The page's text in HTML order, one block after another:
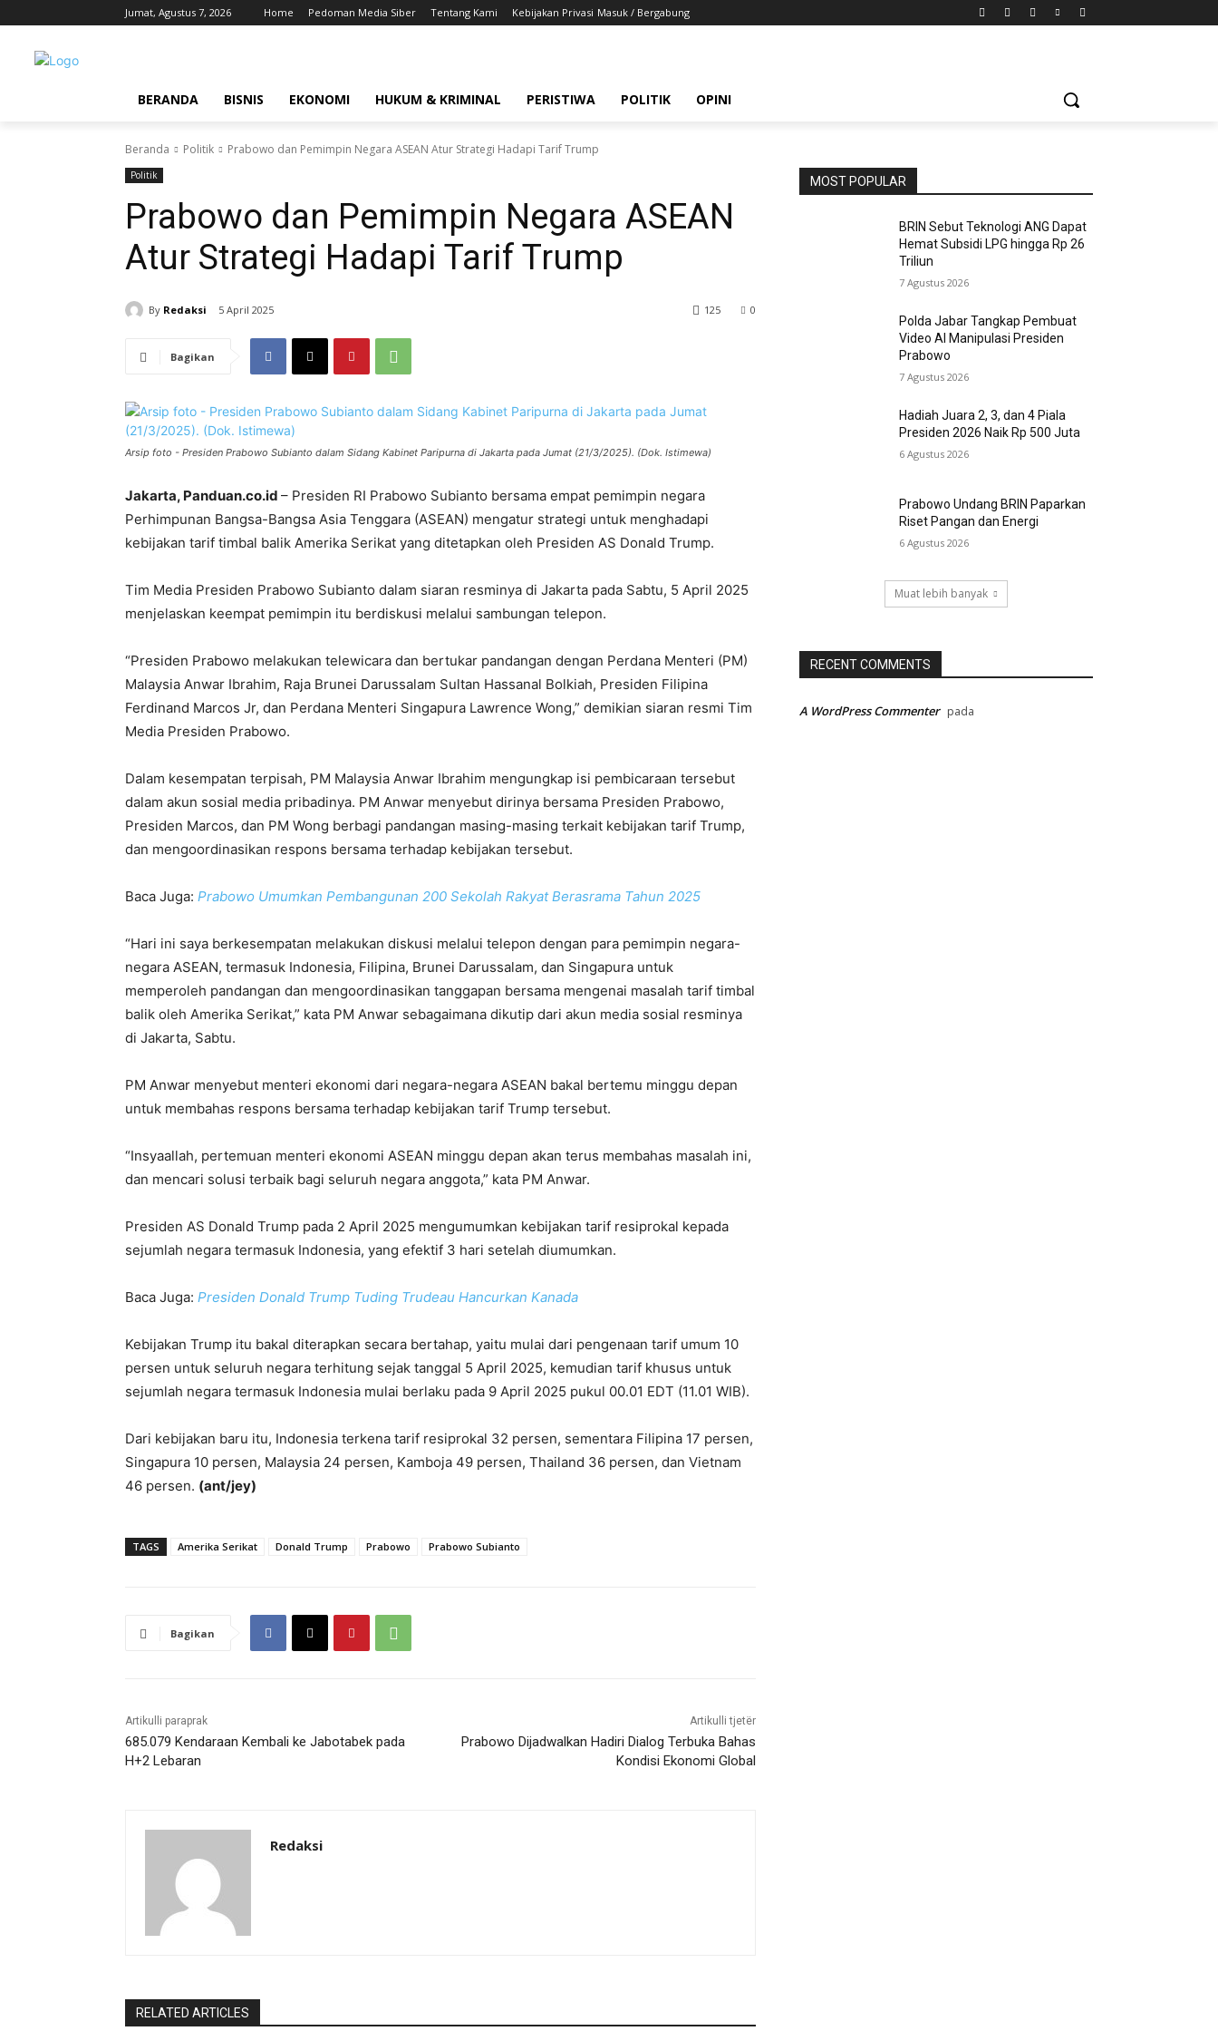
Jumat, Agustus 7, 2026 Home Pedoman Media Siber Tentang Kami Kebijakan Privasi Masuk / Bergabung
BERANDA BISNIS EKONOMI HUKUM & KRIMINAL PERISTIWA POLITIK OPINI
Beranda Politik Prabowo dan Pemimpin Negara ASEAN Atur Strategi Hadapi Tarif Trump
Politik
Prabowo dan Pemimpin Negara ASEAN
Atur Strategi Hadapi Tarif Trump
By Redaksi 5 April 2025 0
125
Bagikan
Arsip foto - Presiden Prabowo Subianto dalam Sidang Kabinet Paripurna di Jakarta pada Jumat (21/3/2025). (Dok. Istimewa)
Jakarta, Panduan.co.id – Presiden RI Prabowo Subianto bersama empat pemimpin negara
Perhimpunan Bangsa-Bangsa Asia Tenggara (ASEAN) mengatur strategi untuk menghadapi
kebijakan tarif timbal balik Amerika Serikat yang ditetapkan oleh Presiden AS Donald Trump.
Tim Media Presiden Prabowo Subianto dalam siaran resminya di Jakarta pada Sabtu, 5 April 2025
menjelaskan keempat pemimpin itu berdiskusi melalui sambungan telepon.
“Presiden Prabowo melakukan telewicara dan bertukar pandangan dengan Perdana Menteri (PM)
Malaysia Anwar Ibrahim, Raja Brunei Darussalam Sultan Hassanal Bolkiah, Presiden Filipina
Ferdinand Marcos Jr, dan Perdana Menteri Singapura Lawrence Wong,” demikian siaran resmi Tim
Media Presiden Prabowo.
Dalam kesempatan terpisah, PM Malaysia Anwar Ibrahim mengungkap isi pembicaraan tersebut
dalam akun sosial media pribadinya. PM Anwar menyebut dirinya bersama Presiden Prabowo,
Presiden Marcos, dan PM Wong berbagi pandangan masing-masing terkait kebijakan tarif Trump,
dan mengoordinasikan respons bersama terhadap kebijakan tersebut.
Baca Juga: Prabowo Umumkan Pembangunan 200 Sekolah Rakyat Berasrama Tahun 2025
“Hari ini saya berkesempatan melakukan diskusi melalui telepon dengan para pemimpin negara-
negara ASEAN, termasuk Indonesia, Filipina, Brunei Darussalam, dan Singapura untuk
memperoleh pandangan dan mengoordinasikan tanggapan bersama mengenai masalah tarif timbal
balik oleh Amerika Serikat,” kata PM Anwar sebagaimana dikutip dari akun media sosial resminya
di Jakarta, Sabtu.
PM Anwar menyebut menteri ekonomi dari negara-negara ASEAN bakal bertemu minggu depan
untuk membahas respons bersama terhadap kebijakan tarif Trump tersebut.
“Insyaallah, pertemuan menteri ekonomi ASEAN minggu depan akan terus membahas masalah ini,
dan mencari solusi terbaik bagi seluruh negara anggota,” kata PM Anwar.
Presiden AS Donald Trump pada 2 April 2025 mengumumkan kebijakan tarif resiprokal kepada
sejumlah negara termasuk Indonesia, yang efektif 3 hari setelah diumumkan.
Baca Juga: Presiden Donald Trump Tuding Trudeau Hancurkan Kanada
Kebijakan Trump itu bakal diterapkan secara bertahap, yaitu mulai dari pengenaan tarif umum 10
persen untuk seluruh negara terhitung sejak tanggal 5 April 2025, kemudian tarif khusus untuk
sejumlah negara termasuk Indonesia mulai berlaku pada 9 April 2025 pukul 00.01 EDT (11.01 WIB).
Dari kebijakan baru itu, Indonesia terkena tarif resiprokal 32 persen, sementara Filipina 17 persen,
Singapura 10 persen, Malaysia 24 persen, Kamboja 49 persen, Thailand 36 persen, dan Vietnam
46 persen. (ant/jey)
TAGS Amerika Serikat Donald Trump Prabowo Prabowo Subianto
Bagikan
Artikulli paraprak
685.079 Kendaraan Kembali ke Jabotabek pada
H+2 Lebaran
Artikulli tjetër
Prabowo Dijadwalkan Hadiri Dialog Terbuka Bahas
Kondisi Ekonomi Global
Redaksi
RELATED ARTICLES
MOST POPULAR
BRIN Sebut Teknologi ANG Dapat
Hemat Subsidi LPG hingga Rp 26
Triliun
7 Agustus 2026
Polda Jabar Tangkap Pembuat
Video AI Manipulasi Presiden
Prabowo
7 Agustus 2026
Hadiah Juara 2, 3, dan 4 Piala
Presiden 2026 Naik Rp 500 Juta
6 Agustus 2026
Prabowo Undang BRIN Paparkan
Riset Pangan dan Energi
6 Agustus 2026
Muat lebih banyak
RECENT COMMENTS
A WordPress Commenter pada